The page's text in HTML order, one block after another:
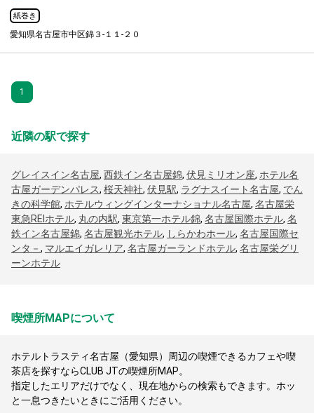
紙巻き
愛知県名古屋市中区錦３-１１-２０
1
近隣の駅で探す
グレイスイン名古屋, 西鉄イン名古屋錦, 伏見ミリオン座, ホテル名
古屋ガーデンパレス, 桜天神社, 伏見駅, ラグナスイート名古屋, でん
きの科学館, ホテルウィングインターナショナル名古屋, 名古屋栄
東急REIホテル, 丸の内駅, 東京第一ホテル錦, 名古屋国際ホテル, 名
鉄イン名古屋錦, 名古屋観光ホテル, しらかわホール, 名古屋国際セ
ンタ－ , マルエイガレリア, 名古屋ガーランドホテル, 名古屋栄グリ
ーンホテル
喫煙所MAPについて
ホテルトラスティ名古屋（愛知県）周辺の喫煙できるカフェや喫
茶店を探すならCLUB JTの喫煙所MAP。
指定したエリアだけでなく、現在地からの検索もできます。ホッ
と一息つきたいときにご活用ください。